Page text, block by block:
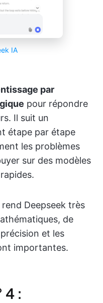
IA
par
pour répondre
Il suit un
étape par étape
les problèmes
sur des modèles
Deepseek très
de
et les
importantes.
4 :